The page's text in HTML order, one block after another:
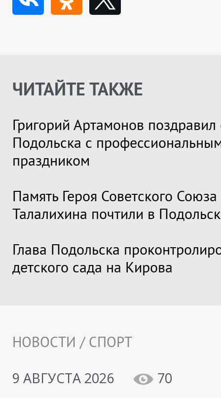
ЧИТАЙТЕ ТАКЖЕ
Григорий Артамонов поздравил
Подольска с
праздником
Память Героя Советского
Талалихина почтили в
Глава Подольска
детского сада на Кирова
НОВОСТИ / СПОРТ
9 АВГУСТА 2026
70